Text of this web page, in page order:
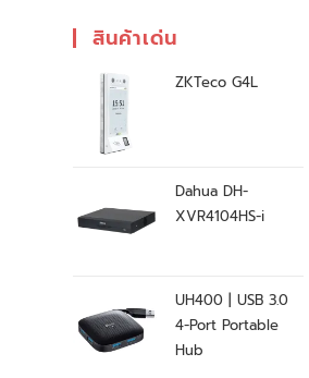
สินค้าเด่น
ZKTeco G4L
Dahua DH-
XVR4104HS-i
UH400 | USB 3.0
4-Port Portable
Hub